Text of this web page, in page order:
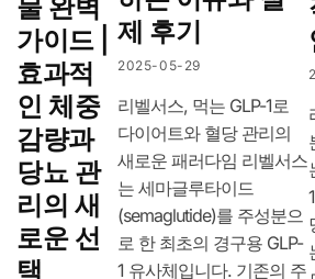
물 완벽
가이드 |
효과적
인 체중
감량과
당뇨 관
리의 새
로운 선
택
제 후기
2025-05-29
리벨서스, 먹는 GLP-1로
다이어트와 혈당 관리의
새로운 패러다임 리벨서스
는 세마글루타이드
(semaglutide)를 주성분으
로 한 최초의 경구용 GLP-
1 유사체입니다. 기존의 주